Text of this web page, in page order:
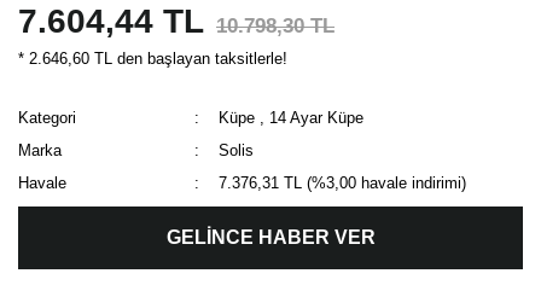
7.604,44 TL 10.798,30 TL
* 2.646,60 TL den başlayan taksitlerle!
Kategori Küpe
14 Ayar Küpe
Marka
Solis
Havale
7.376,31 TL (%3,00 havale indirimi)
GELİNCE HABER VER